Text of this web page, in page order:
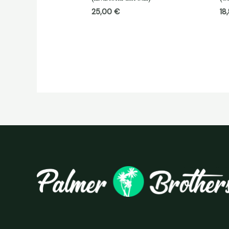
25,00 €